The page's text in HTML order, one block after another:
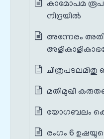
കാമോപമ
നിദ്രയിൽ
അന്നേരം
മതിമുഖീ
യോഗബലം
രംഗം 6